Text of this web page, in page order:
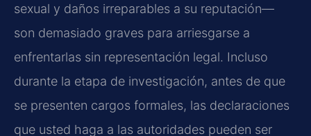
sexual y daños irreparables a su reputación—
son demasiado graves para arriesgarse a
enfrentarlas sin representación legal. Incluso
durante la etapa de investigación, antes de que
se presenten cargos formales, las declaraciones
que usted haga a las autoridades pueden ser